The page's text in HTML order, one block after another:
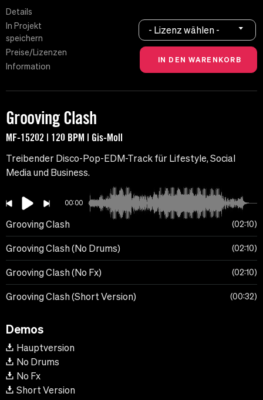
Details
In Projekt
speichern
Preise/Lizenzen
Information
- Lizenz wählen -
Grooving Clash
MF-15202 | 120 BPM | Gis-Moll
Treibender Disco-Pop-EDM-Track für Lifestyle, Social
Media und Business.
00:00
Grooving Clash 02:10
Grooving Clash (No Drums) 02:10
Grooving Clash (No Fx) 02:10
Grooving Clash (Short Version) 00:32
Demos
Hauptversion
No Drums
No Fx
Short Version